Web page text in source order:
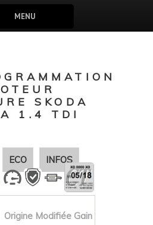
MENU
SKODA
1.4 TDI
ECO INFOS
Origine Modifiée Gain